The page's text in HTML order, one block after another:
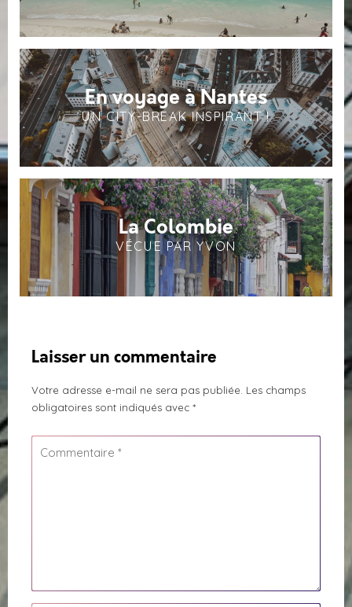
En voyage à Nantes
UN CITY-BREAK INSPIRANT !
La Colombie
VÉCUE PAR YVON
Laisser un commentaire
Votre adresse e-mail ne sera pas publiée. Les champs
obligatoires sont indiqués avec *